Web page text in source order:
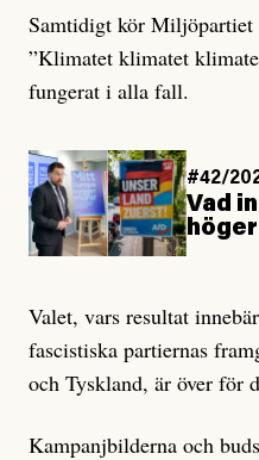
Samtidigt kör Miljöpartiet
”Klimatet klimatet
fungerat i alla fall.
#42/
Vad
Valet, vars resultat
fascistiska partiernas
och Tyskland, är över för
Kampanjbilderna och